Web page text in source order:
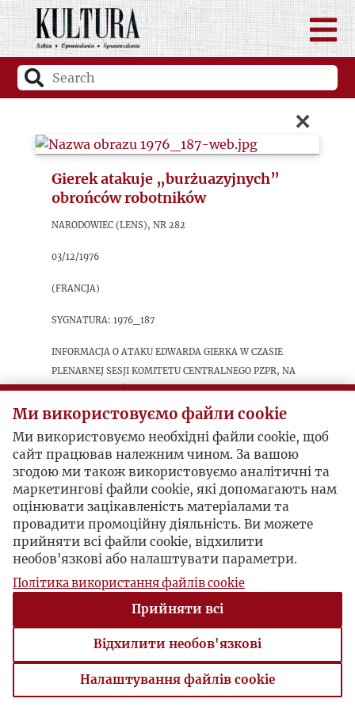
×
Gierek atakuje „burżuazyjnych”
obrońców robotników
Narodowiec (Lens), nr 282
03/12/1976
(Francja)
sygnatura: 1976_187
Informacja o ataku Edwarda Gierka w czasie
plenarnej sesji Komitetu Centralnego PZPR, na
„starych burżujów i rewizjonistów (...)
„podnoszących ręce przeciwko własnej
ojczyźnie”.
Ми використовуємо файли cookie
Ми використовуємо необхідні файли cookie, щоб
сайт працював належним чином. За вашою
згодою ми також використовуємо аналітичні та
маркетингові файли cookie, які допомагають нам
оцінювати зацікавленість матеріалами та
провадити промоційну діяльність. Ви можете
прийняти всі файли cookie, відхилити
необов'язкові або налаштувати параметри.
Політика використання файлів cookie
Прийняти всі
Відхилити необов'язкові
Налаштування файлів cookie
Налаштування файлів cookie